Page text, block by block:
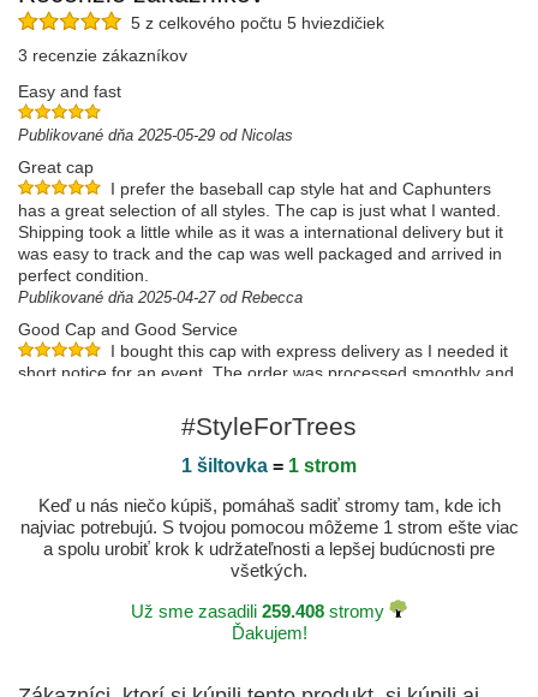
5 z celkového počtu 5 hviezdičiek
3 recenzie zákazníkov
Easy and fast
Publikované dňa 2025-05-29 od Nicolas
Great cap
I prefer the baseball cap style hat and Caphunters
has a great selection of all styles. The cap is just what I wanted.
Shipping took a little while as it was a international delivery but it
was easy to track and the cap was well packaged and arrived in
perfect condition.
Publikované dňa 2025-04-27 od Rebecca
Good Cap and Good Service
I bought this cap with express delivery as I needed it
short notice for an event. The order was processed smoothly and
order.No complaints at all
Publikované dňa 2024-06-26 od Magdalena
#StyleForTrees
1 šiltovka = 1 strom
Keď u nás niečo kúpiš, pomáhaš sadiť stromy tam, kde ich
najviac potrebujú. S tvojou pomocou môžeme 1 strom ešte viac
a spolu urobiť krok k udržateľnosti a lepšej budúcnosti pre
všetkých.
Už sme zasadili 259.408 stromy
Ďakujem!